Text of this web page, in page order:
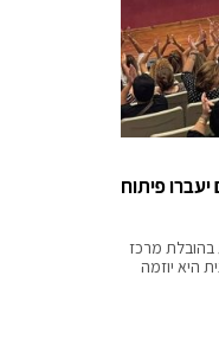
פיתוח
בהובלת מרכז
היא יוזמה